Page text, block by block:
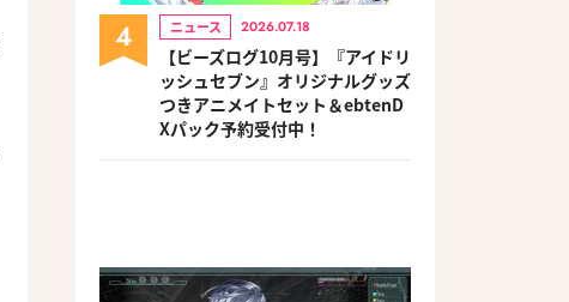
4 ニュース 2026.07.18
【ビーズログ10月号】『アイドリ
ッシュセブン』オリジナルグッズ
つきアニメイトセット＆ebtenD
Xパック予約受付中！